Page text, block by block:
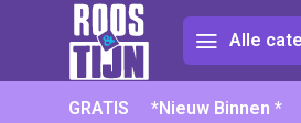
Alle
GRATIS *Nieuw Binnen *